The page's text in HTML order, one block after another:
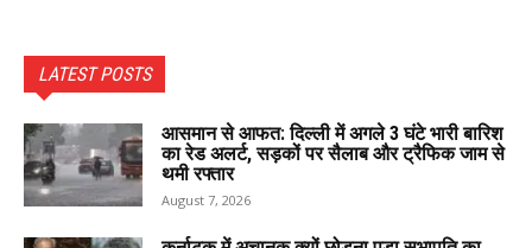
LATEST POSTS
आसमान से आफत: दिल्ली में अगले 3 घंटे भारी बारिश
का रेड अलर्ट, सड़कों पर सैलाब और ट्रैफिक जाम से
थमी रफ्तार
August 7, 2026